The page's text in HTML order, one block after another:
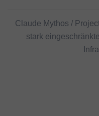
Claude Mythos /
stark